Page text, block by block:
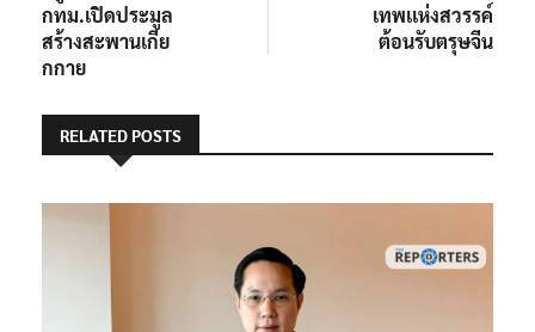
กทม.เปิดประมูล
สร้างสะพานเกีย
กกาย
เทพเเห่งสวรรค์
ต้อนรับตรุษจีน
RELATED POSTS